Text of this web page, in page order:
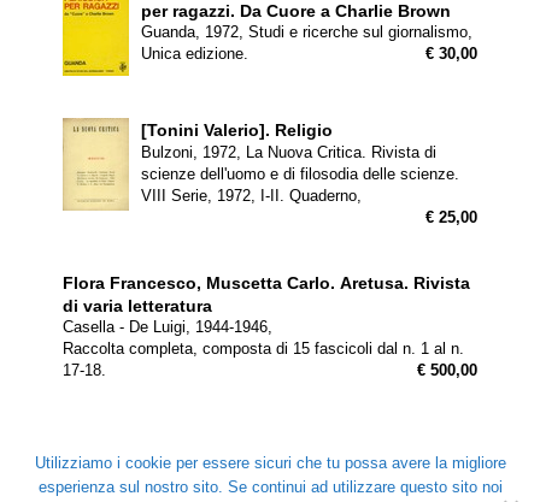
per ragazzi. Da Cuore a Charlie Brown
Guanda, 1972, Studi e ricerche sul giornalismo,
Unica edizione.
€ 30,00
[Tonini Valerio]. Religio
Bulzoni, 1972, La Nuova Critica. Rivista di
scienze dell'uomo e di filosodia delle scienze.
VIII Serie, 1972, I-II. Quaderno,
€ 25,00
Flora Francesco, Muscetta Carlo. Aretusa. Rivista
di varia letteratura
Casella - De Luigi, 1944-1946,
Raccolta completa, composta di 15 fascicoli dal n. 1 al n.
17-18.
€ 500,00
Utilizziamo i cookie per essere sicuri che tu possa avere la migliore
esperienza sul nostro sito. Se continui ad utilizzare questo sito noi